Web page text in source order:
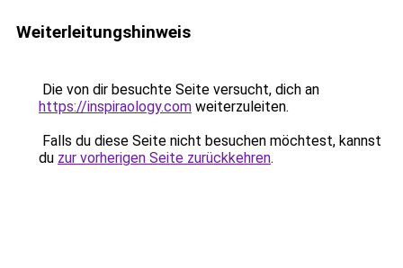
Weiterleitungshinweis
Die von dir besuchte Seite versucht, dich an
https://inspiraology.com weiterzuleiten.
Falls du diese Seite nicht besuchen möchtest, kannst
du zur vorherigen Seite zurückkehren.